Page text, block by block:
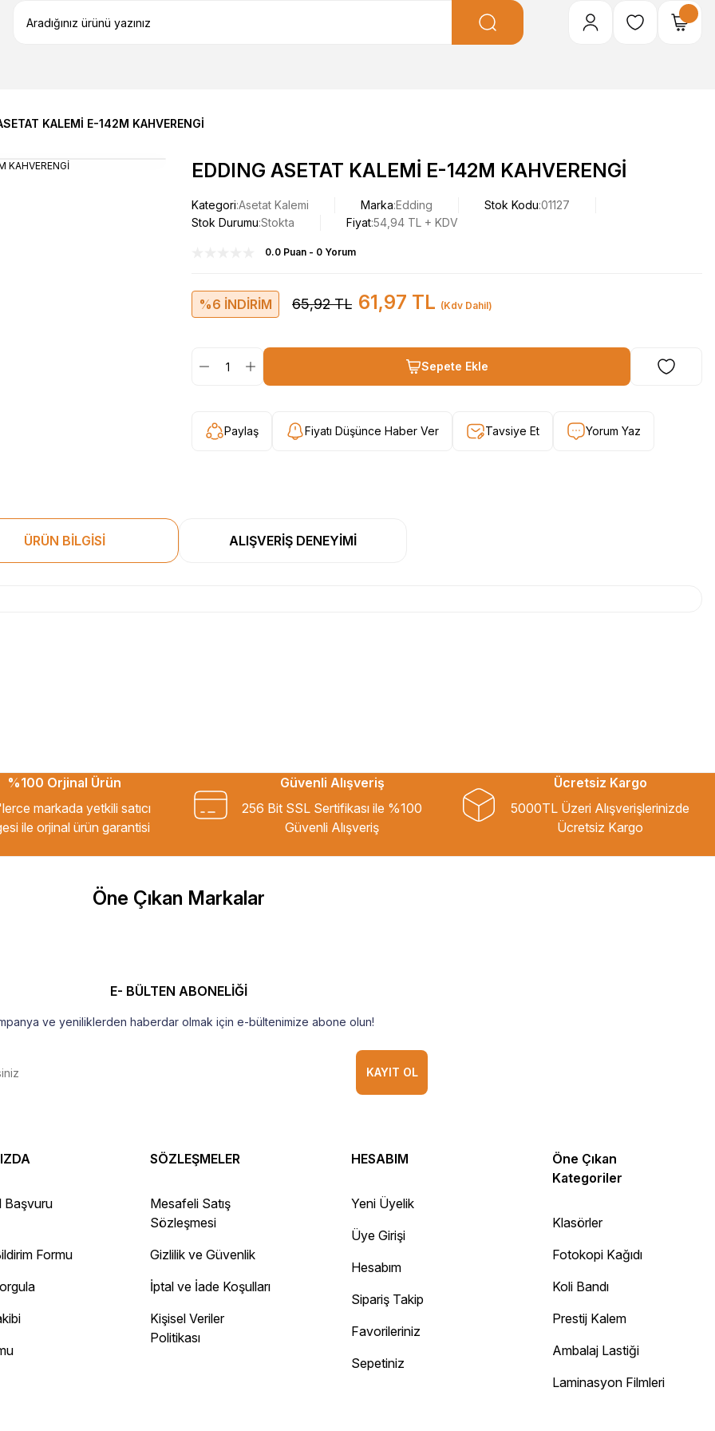
KALEMİ E-142M KAHVERENGİ
EDDING ASETAT KALEMİ E-142M KAHVERENGİ
Kategori Asetat Kalemi Marka Edding Stok Kodu 01127
Stok Durumu Stokta Fiyat54,94 TL + KDV
0.0 Puan - 0 Yorum
%6 İNDİRİM 65,92 TL 61,97 TL (Kdv Dahil)
Sepete Ekle
Paylaş Fiyatı Düşünce Haber Ver Tavsiye Et Yorum Yaz
ÜRÜN BİLGİSİ ALIŞVERİŞ DENEYİMİ
ederim.
ederim.
site
%100 Orjinal Ürün
markada yetkili satıcı
ile orjinal ürün garantisi
Güvenli Alışveriş
256 Bit SSL Sertifikası ile %100
Güvenli Alışveriş
Ücretsiz Kargo
5000TL Üzeri Alışverişlerinizde
Ücretsiz Kargo
Öne Çıkan Markalar
E- BÜLTEN ABONELİĞİ
ve yeniliklerden haberdar olmak için e-bültenimize abone olun!
KAYIT OL
Başvuru
Formu
SÖZLEŞMELER
Mesafeli Satış
Sözleşmesi
Gizlilik ve Güvenlik
İptal ve İade Koşulları
Kişisel Veriler
Politikası
HESABIM
Yeni Üyelik
Üye Girişi
Hesabım
Sipariş Takip
Favorileriniz
Sepetiniz
Öne Çıkan
Kategoriler
Klasörler
Fotokopi Kağıdı
Koli Bandı
Prestij Kalem
Ambalaj Lastiği
Laminasyon Filmleri